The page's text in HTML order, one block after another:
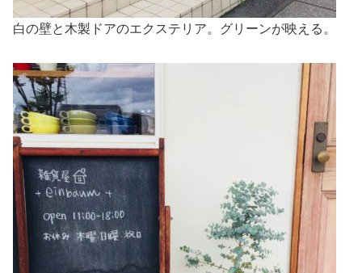
白の壁と木製ドアのエクステリア。グリーンが映える。